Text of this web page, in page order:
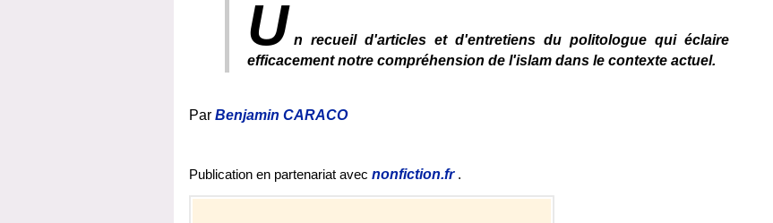
U n recueil d'articles et d'entretiens du politologue qui éclaire
efficacement notre compréhension de l'islam dans le contexte actuel.
Par Benjamin CARACO
Publication en partenariat avec nonfiction.fr.